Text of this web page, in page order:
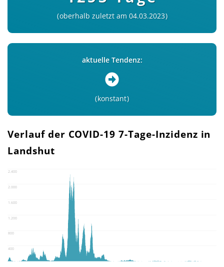
oberhalb zuletzt am 04.03.2023
aktuelle Tendenz:
konstant
Verlauf der COVID-19 7-Tage-Inzidenz in
Landshut
400
800
1.200
1.600
2.000
2.400